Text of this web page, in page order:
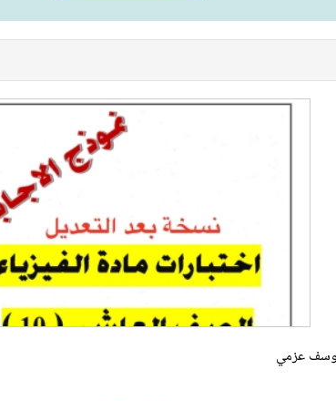
يوسف عزمي